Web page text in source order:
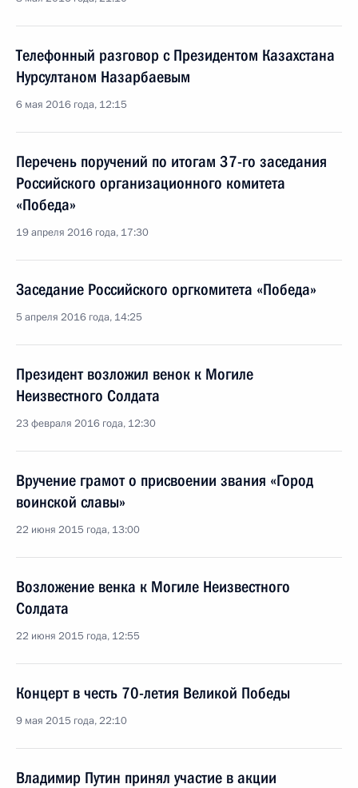
Телефонный разговор с Президентом Казахстана
Нурсултаном Назарбаевым
6 мая 2016 года, 12:15
Перечень поручений по итогам 37-го заседания
Российского организационного комитета
«Победа»
19 апреля 2016 года, 17:30
Заседание Российского оргкомитета «Победа»
5 апреля 2016 года, 14:25
Президент возложил венок к Могиле
Неизвестного Солдата
23 февраля 2016 года, 12:30
Вручение грамот о присвоении звания «Город
воинской славы»
22 июня 2015 года, 13:00
Возложение венка к Могиле Неизвестного
Солдата
22 июня 2015 года, 12:55
Концерт в честь 70-летия Великой Победы
9 мая 2015 года, 22:10
Владимир Путин принял участие в акции